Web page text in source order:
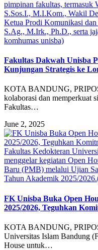
pimpinan fakultas,
S.Sos.I., M.I.Kom., Wakil
Ketua Prodi Komunikasi
S.Ag., M.Irk., Ph.D., serta
komhumas unisba)
Fakultas Dakwah Unisba
Kunjungan Strategis ke
KOTA BANDUNG,
kolaborasi dan memperkuat
Fakultas…
June 2, 2025
Fakultas Kedokteran
menggelar kegiatan Open
Baru (PMB) melalui Ujian
Tahun Akademik 2025/
FK Unisba Buka Open
2025/2026, Teguhkan
KOTA BANDUNG,
Universitas Islam Bandung
House untuk…